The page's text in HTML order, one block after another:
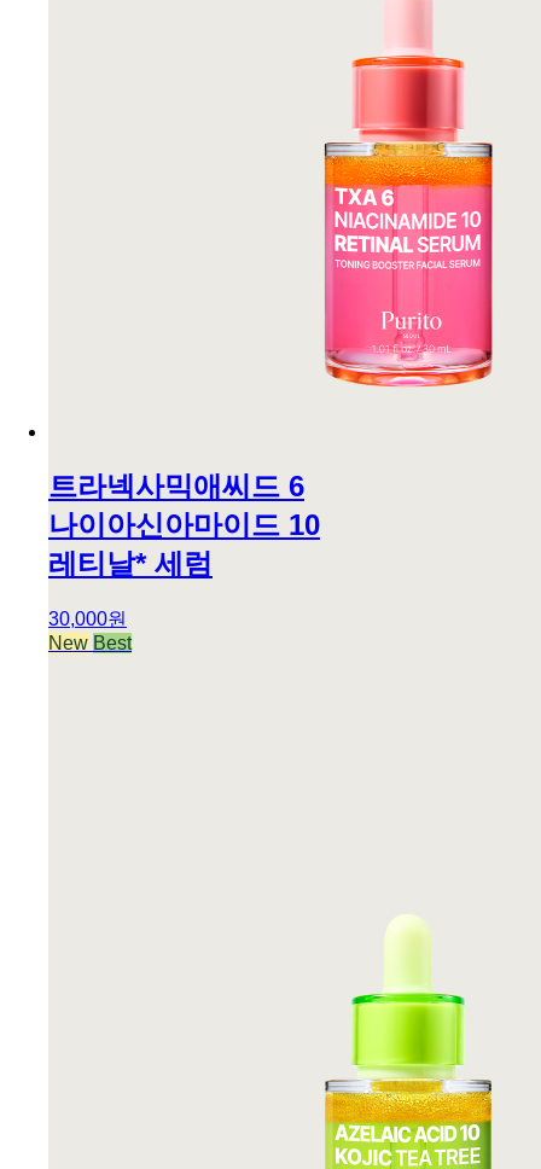
트라넥사믹애씨드 6
나이아신아마이드 10
레티날* 세럼
30,000원
New Best